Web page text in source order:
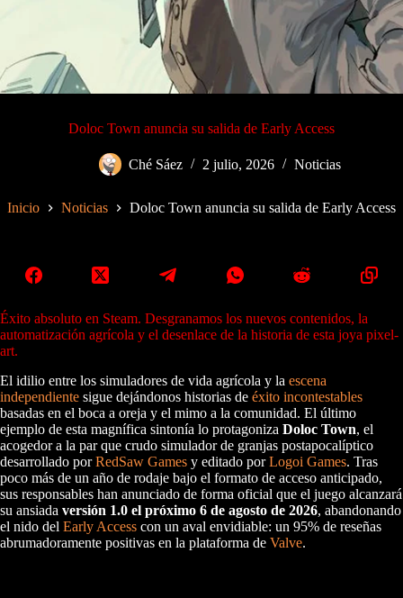
Doloc Town anuncia su salida de Early Access
Ché Sáez 2 julio, 2026 Noticias
Inicio Noticias Doloc Town anuncia su salida de Early Access
Éxito absoluto en Steam. Desgranamos los nuevos contenidos, la
automatización agrícola y el desenlace de la historia de esta joya pixel-
art.
El idilio entre los simuladores de vida agrícola y la escena
independiente sigue dejándonos historias de éxito incontestables
basadas en el boca a oreja y el mimo a la comunidad. El último
ejemplo de esta magnífica sintonía lo protagoniza Doloc Town, el
acogedor a la par que crudo simulador de granjas postapocalíptico
desarrollado porRedSaw Games y editado porLogoi Games. Tras
poco más de un año de rodaje bajo el formato de acceso anticipado,
sus responsables han anunciado de forma oficial que el juego alcanzará
su ansiada versión 1.0 el próximo 6 de agosto de 2026, abandonando
el nido del Early Access con un aval envidiable: un 95% de reseñas
abrumadoramente positivas en la plataforma de Valve.